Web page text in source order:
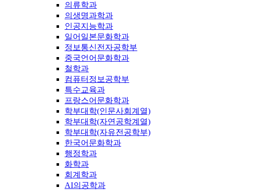
의류학과
의생명과학과
인공지능학과
일어일본문화학과
정보통신전자공학부
중국언어문화학과
철학과
컴퓨터정보공학부
특수교육과
프랑스어문화학과
학부대학(인문사회계열)
학부대학(자연공학계열)
학부대학(자유전공학부)
한국어문화학과
행정학과
화학과
회계학과
AI의공학과